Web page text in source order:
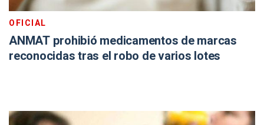
OFICIAL
ANMAT prohibió medicamentos de marcas
reconocidas tras el robo de varios lotes